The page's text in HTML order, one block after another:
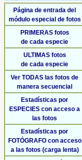
Página de entrada del
módulo especial de fotos
PRIMERAS fotos
de cada especie
ULTIMAS fotos
de cada especie
Ver TODAS las fotos de
manera secuencial
Estadísticas por
ESPECIES con acceso a
las fotos
Estadísticas por
FOTÓGRAFO con acceso
a las fotos (carga lenta)